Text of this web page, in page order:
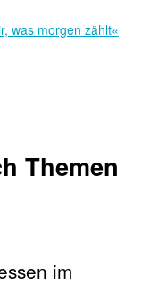
was morgen zählt«
Themen
im